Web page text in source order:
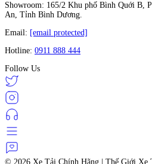
Showroom: 165/2 Khu phố Bình Quới B,
An, Tỉnh Bình Dương.
Email: [email protected]
Hotline: 0911 888 444
Follow Us
© 2026 Xe Tải Chính Hãng | Thế Giới